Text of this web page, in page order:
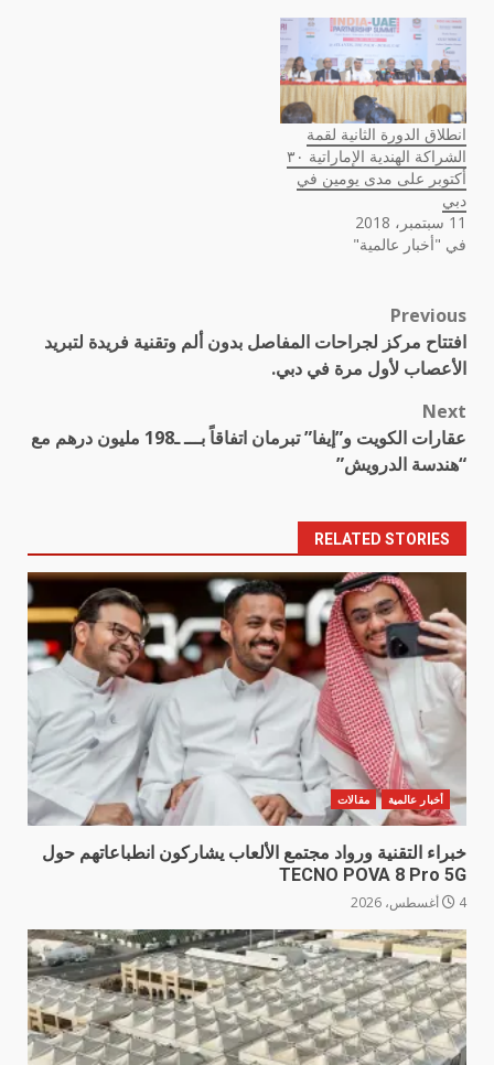
انطلاق الدورة الثانية لقمة
الشراكة الهندية الإماراتية ٣٠
أكتوبر على مدى يومين في
دبي
11 سبتمبر، 2018
في "أخبار عالمية"
Post
navigation
Previous
افتتاح مركز لجراحات المفاصل بدون ألم وتقنية فريدة لتبريد
الأعصاب لأول مرة في دبي.
Next
عقارات الكويت و”إيفا” تبرمان اتفاقاً بـــ ـ198 مليون درهم مع
“هندسة الدرويش”
RELATED STORIES
أخبار عالمية مقالات
خبراء التقنية ورواد مجتمع الألعاب يشاركون انطباعاتهم حول
TECNO POVA 8 Pro 5G
4 أغسطس، 2026